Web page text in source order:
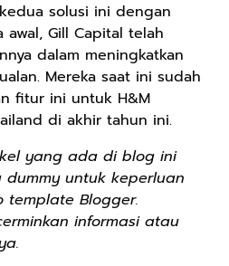
solusi ini dengan
Gill Capital telah
dalam meningkatkan
Mereka saat ini sudah
fitur ini untuk H&M
di akhir tahun ini.
yang ada di blog ini
untuk keperluan
Blogger.
informasi atau